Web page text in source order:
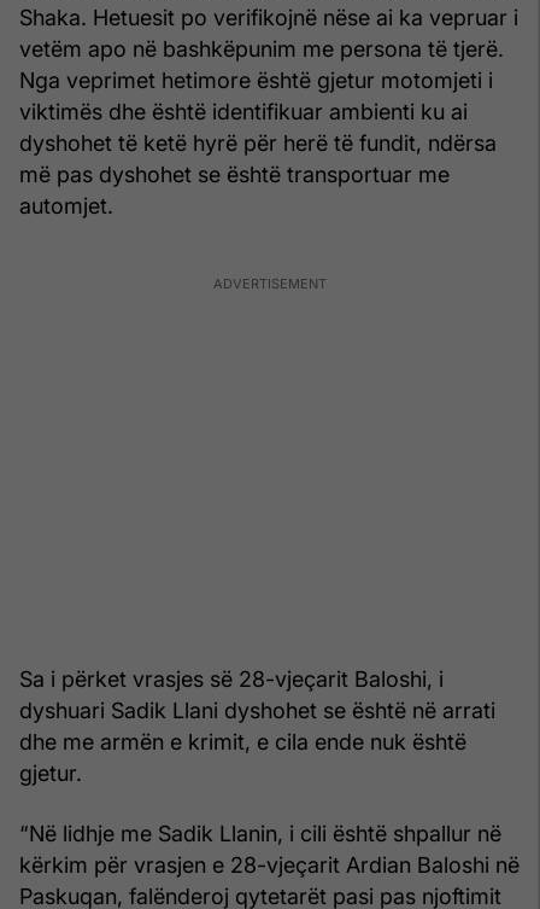
Shaka. Hetuesit po verifikojnë nëse ai ka vepruar i
vetëm apo në bashkëpunim me persona të tjerë.
Nga veprimet hetimore është gjetur motomjeti i
viktimës dhe është identifikuar ambienti ku ai
dyshohet të ketë hyrë për herë të fundit, ndërsa
më pas dyshohet se është transportuar me
automjet.
Sa i përket vrasjes së 28-vjeçarit Baloshi, i
dyshuari Sadik Llani dyshohet se është në arrati
dhe me armën e krimit, e cila ende nuk është
gjetur.
“Në lidhje me Sadik Llanin, i cili është shpallur në
kërkim për vrasjen e 28-vjeçarit Ardian Baloshi në
Paskuqan, falënderoj qytetarët pasi pas njoftimit